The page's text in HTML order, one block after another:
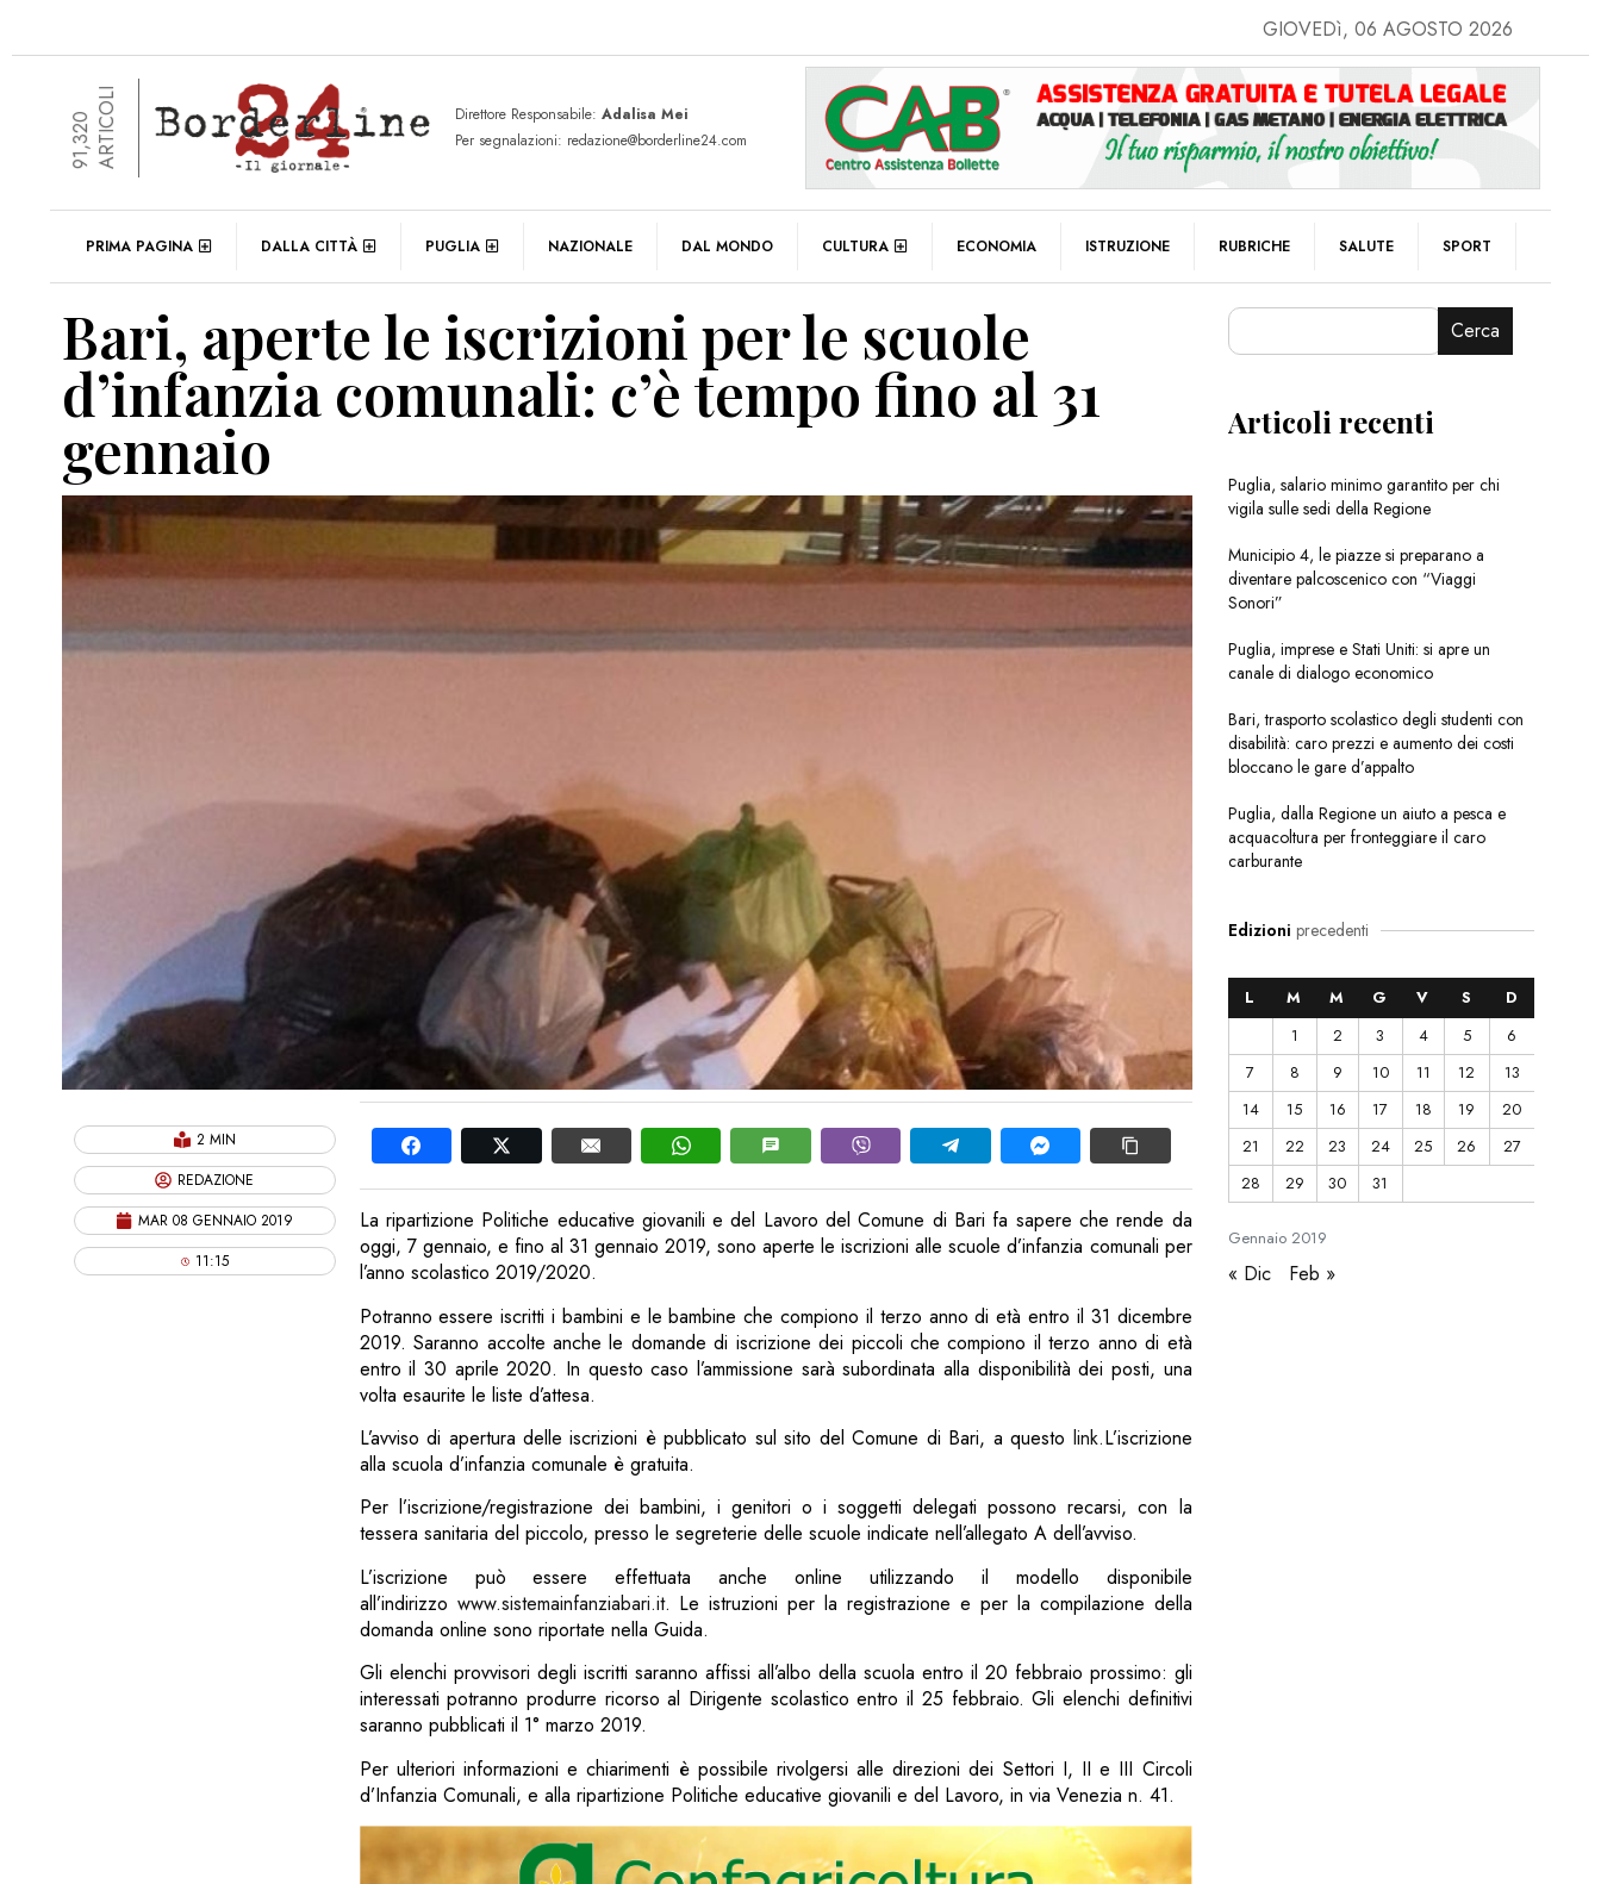
GIOVEDì, 06 AGOSTO 2026
91,320ARTICOLI Direttore Responsabile: Adalisa Mei
Per segnalazioni: redazione@borderline24.com
PRIMA PAGINA DALLA CITTÀ PUGLIA NAZIONALE DAL MONDO CULTURA ECONOMIA ISTRUZIONE RUBRICHE SALUTE SPORT
Bari, aperte le iscrizioni per le scuole
d’infanzia comunali: c’è tempo fino al 31
gennaio
2 MIN
REDAZIONE
MAR 08 GENNAIO 2019
11:15
La ripartizione Politiche educative giovanili e del Lavoro del Comune di Bari fa sapere che rende da
oggi, 7 gennaio, e fino al 31 gennaio 2019, sono aperte le iscrizioni alle scuole d’infanzia comunali per
l’anno scolastico 2019/2020.
Potranno essere iscritti i bambini e le bambine che compiono il terzo anno di età entro il 31 dicembre
2019. Saranno accolte anche le domande di iscrizione dei piccoli che compiono il terzo anno di età
entro il 30 aprile 2020. In questo caso l’ammissione sarà subordinata alla disponibilità dei posti, una
volta esaurite le liste d’attesa.
L’avviso di apertura delle iscrizioni è pubblicato sul sito del Comune di Bari, a questo link.L’iscrizione
alla scuola d’infanzia comunale è gratuita.
Per l’iscrizione/registrazione dei bambini, i genitori o i soggetti delegati possono recarsi, con la
tessera sanitaria del piccolo, presso le segreterie delle scuole indicate nell’allegato A dell’avviso.
L’iscrizione può essere effettuata anche online utilizzando il modello disponibile
all’indirizzo www.sistemainfanziabari.it. Le istruzioni per la registrazione e per la compilazione della
domanda online sono riportate nella Guida.
Gli elenchi provvisori degli iscritti saranno affissi all’albo della scuola entro il 20 febbraio prossimo: gli
interessati potranno produrre ricorso al Dirigente scolastico entro il 25 febbraio. Gli elenchi definitivi
saranno pubblicati il 1° marzo 2019.
Per ulteriori informazioni e chiarimenti è possibile rivolgersi alle direzioni dei Settori I, II e III Circoli
d’Infanzia Comunali, e alla ripartizione Politiche educative giovanili e del Lavoro, in via Venezia n. 41.
Cerca
Articoli recenti
Puglia, salario minimo garantito per chi
vigila sulle sedi della Regione
Municipio 4, le piazze si preparano a
diventare palcoscenico con “Viaggi
Sonori”
Puglia, imprese e Stati Uniti: si apre un
canale di dialogo economico
Bari, trasporto scolastico degli studenti con
disabilità: caro prezzi e aumento dei costi
bloccano le gare d’appalto
Puglia, dalla Regione un aiuto a pesca e
acquacoltura per fronteggiare il caro
carburante
Edizioni precedenti
Gennaio2019
L M M G V S
D
1
2 3 4 5
6
7
8 9 10 11 12
13
14
15 16 17 18 19
20
21
22 23 24 25 26
27
28
29 30 31
« Dic Feb »